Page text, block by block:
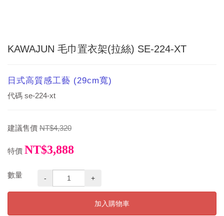
KAWAJUN 毛巾置衣架(拉絲) SE-224-XT
日式高質感工藝 (29cm寬)
代碼 se-224-xt
建議售價 NT$4,320
特價 NT$3,888
數量 - +
加入購物車